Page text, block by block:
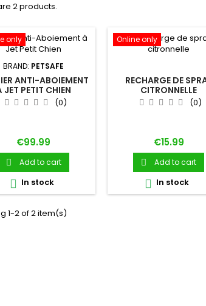
2 products.
only
BRAND: PETSAFE
ANTI-ABOIEMENT
JET PETIT CHIEN
(0)
Price
€99.99
 Add to cart
 In stock
Online only
RECHARGE DE
CITRONNELLE
(0)
Price
€15.99
 Add to cart
 In stock
1-2 of 2 item(s)